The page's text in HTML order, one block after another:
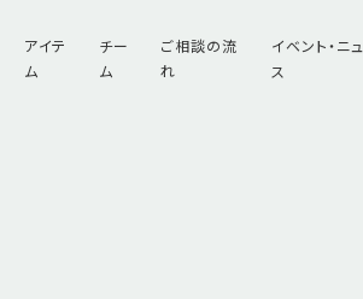
アイテ
ム
チー
ム
ご相談の流
れ
イベント・ニ
ス